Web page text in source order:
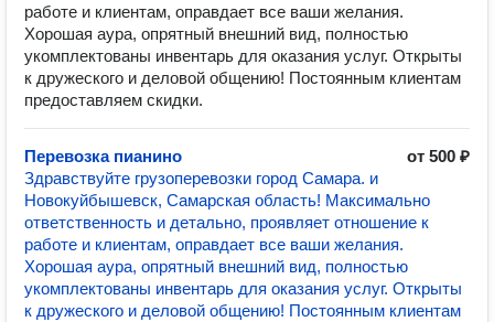
работе и клиентам, оправдает все ваши желания.
Хорошая аура, опрятный внешний вид, полностью
укомплектованы инвентарь для оказания услуг. Открыты
к дружеского и деловой общению! Постоянным клиентам
предоставляем скидки.
Перевозка пианино
от 500 ₽
Здравствуйте грузоперевозки город Самара. и
Новокуйбышевск, Самарская область! Максимально
ответственность и детально, проявляет отношение к
работе и клиентам, оправдает все ваши желания.
Хорошая аура, опрятный внешний вид, полностью
укомплектованы инвентарь для оказания услуг. Открыты
к дружеского и деловой общению! Постоянным клиентам